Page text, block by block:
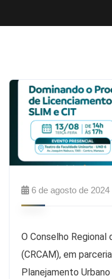
6 de agosto de 2024
O Conselho Regional
(CRCAM), em
Planejamento